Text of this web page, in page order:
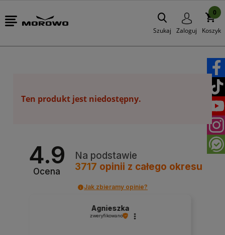
Szukaj Zaloguj Koszyk
0
Ten produkt jest niedostępny.
4.9
Ocena
Na podstawie
3717 opinii z całego okresu
Jak zbieramy opinie?
Agnieszka
zweryfikowano